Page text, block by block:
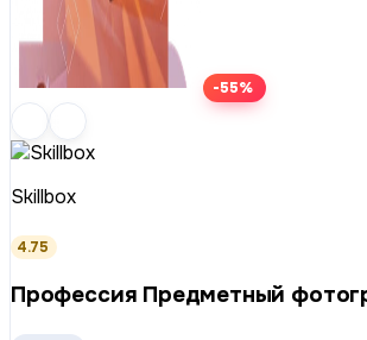
-55%
Skillbox
4.75
Профессия Предметный